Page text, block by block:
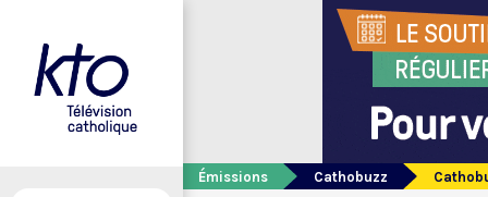
Émissions Cathobuzz